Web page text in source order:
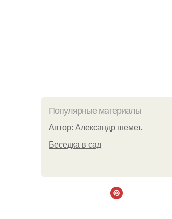
Популярные материалы
Автор: Александр шемет.
Беседка в сад